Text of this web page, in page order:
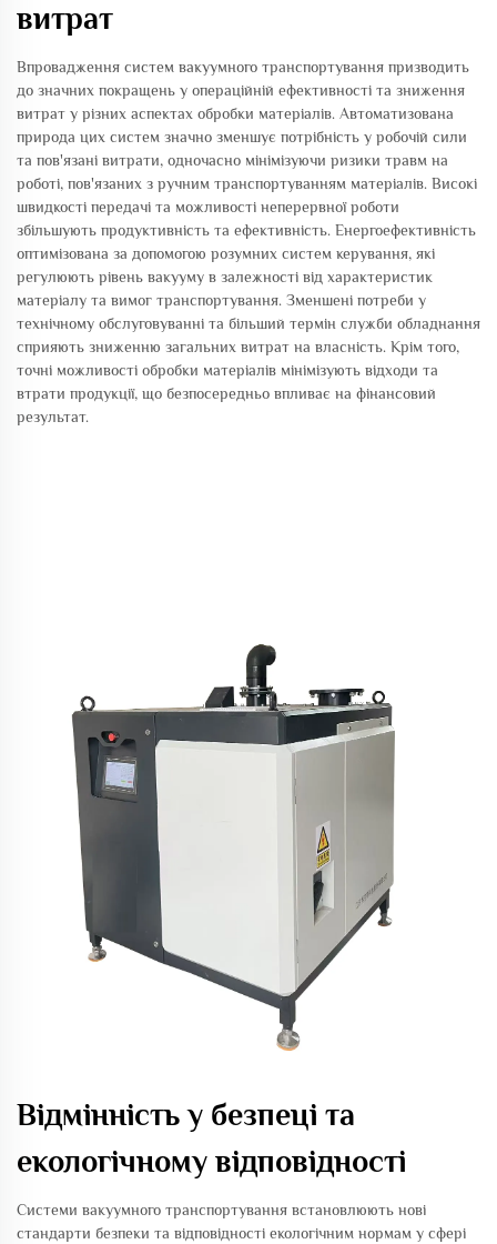
витрат
Впровадження систем вакуумного транспортування призводить
до значних покращень у операційній ефективності та зниження
витрат у різних аспектах обробки матеріалів. Автоматизована
природа цих систем значно зменшує потрібність у робочій сили
та пов'язані витрати, одночасно мінімізуючи ризики травм на
роботі, пов'язаних з ручним транспортуванням матеріалів. Високі
швидкості передачі та можливості неперервної роботи
збільшують продуктивність та ефективність. Енергоефективність
оптимізована за допомогою розумних систем керування, які
регулюють рівень вакууму в залежності від характеристик
матеріалу та вимог транспортування. Зменшені потреби у
технічному обслуговуванні та більший термін служби обладнання
сприяють зниженню загальних витрат на власність. Крім того,
точні можливості обробки матеріалів мінімізують відходи та
втрати продукції, що безпосередньо впливає на фінансовий
результат.
Відмінність у безпеці та
екологічному відповідності
Системи вакуумного транспортування встановлюють нові
стандарти безпеки та відповідності екологічним нормам у сфері